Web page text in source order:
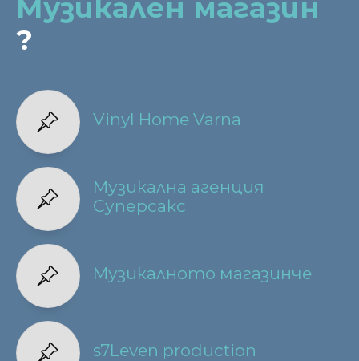
Музикален магазин
?
Vinyl Home Varna
Музикална агенция
Суперсакс
Музикалното магазинче
s7Leven production